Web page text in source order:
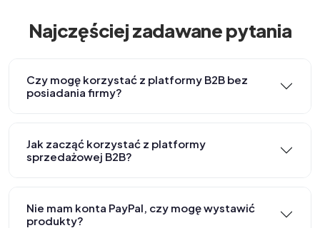
Najczęściej zadawane pytania
Czy mogę korzystać z platformy B2B bez
posiadania firmy?
Jak zacząć korzystać z platformy
sprzedażowej B2B?
Nie mam konta PayPal, czy mogę wystawić
produkty?